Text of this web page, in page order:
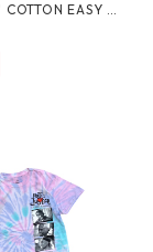
EASY S